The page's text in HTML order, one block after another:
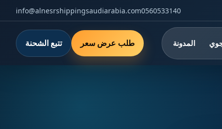
0560533140
info@alnesrshippingsaudiarabia.com
المدونة طلب عرض سعر تتبع الشحنة